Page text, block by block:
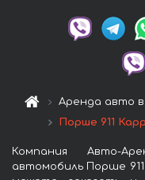
Аренда авто в
Порше 911
Компания Авто-
автомобиль Порше